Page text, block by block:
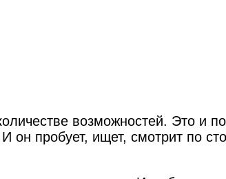
возможностей. Это и
он пробует, ищет, смотрит по